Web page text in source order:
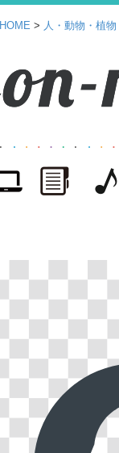
HOME > 人・動物・植物